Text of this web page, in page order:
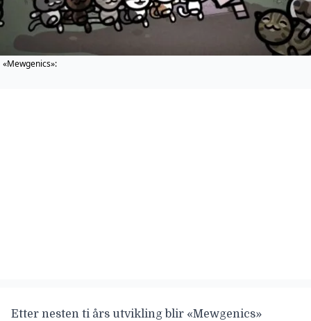
«Mewgenics»:
Etter nesten ti års utvikling blir «Mewgenics»